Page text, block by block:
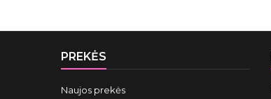
PREKĖS
Naujos prekės